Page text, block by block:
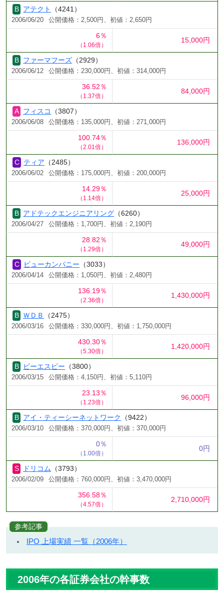
アテクト （4241）
2006/06/20 公開価格：2,500円、初値：2,650円
6％
（1.06倍）
15,000円
ファーマフーズ （2929）
2006/06/12 公開価格：230,000円、初値：314,000円
36.52％
（1.37倍）
84,000円
フィスコ （3807）
2006/06/08 公開価格：135,000円、初値：271,000円
100.74％
（2.01倍）
136,000円
ティア （2485）
2006/06/02 公開価格：175,000円、初値：200,000円
14.29％
（1.14倍）
25,000円
アドテックエンジニアリング （6260）
2006/04/27 公開価格：1,700円、初値：2,190円
28.82％
（1.29倍）
49,000円
ビューカンパニー （3033）
2006/04/14 公開価格：1,050円、初値：2,480円
136.19％
（2.36倍）
1,430,000円
ＷＤＢ （2475）
2006/03/16 公開価格：330,000円、初値：1,750,000円
430.30％
（5.30倍）
1,420,000円
ビーエスピー （3800）
2006/03/15 公開価格：4,150円、初値：5,110円
23.13％
（1.23倍）
96,000円
アイ・ティーシーネットワーク （9422）
2006/03/10 公開価格：370,000円、初値：370,000円
0％
（1.00倍）
0円
ドリコム （3793）
2006/02/09 公開価格：760,000円、初値：3,470,000円
356.58％
（4.57倍）
2,710,000円
参考記事
IPO 上場実績 一覧（2006年）
2006年の各証券会社の幹事数